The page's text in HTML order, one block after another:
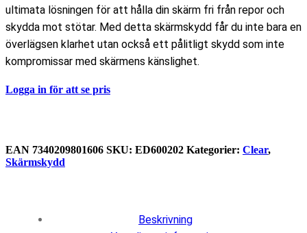
ultimata lösningen för att hålla din skärm fri från repor och
skydda mot stötar. Med detta skärmskydd får du inte bara en
överlägsen klarhet utan också ett pålitligt skydd som inte
kompromissar med skärmens känslighet.
Logga in för att se pris
EAN 7340209801606 SKU: ED600202 Kategorier: Clear,
Skärmskydd
Beskrivning